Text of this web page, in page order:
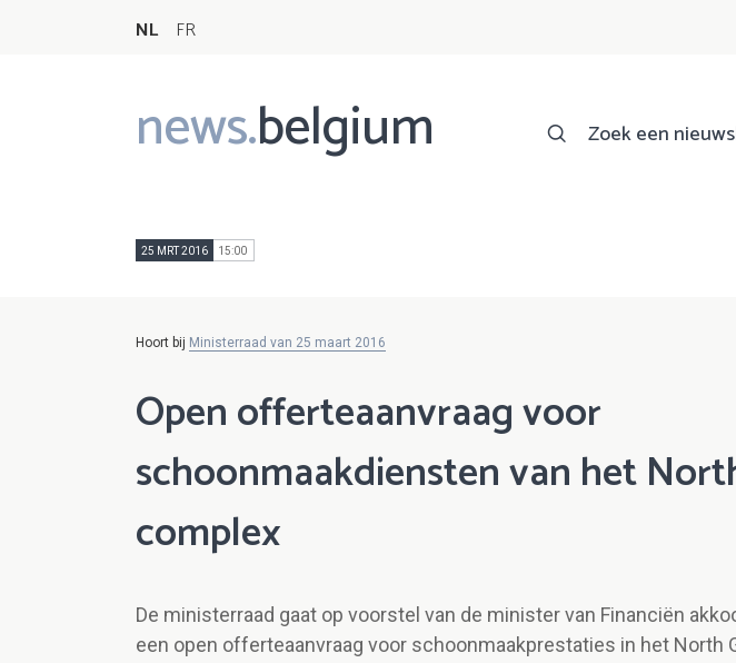
NL FR
news.belgium
Main
navigation
Zoek een
25 MRT 2016 15:00
Hoort bij Ministerraad van 25 maart 2016
Open offerteaanvraag voor
schoonmaakdiensten van het
complex
De ministerraad gaat op voorstel van de minister van Financiën
een open offerteaanvraag voor schoonmaakprestaties in het North